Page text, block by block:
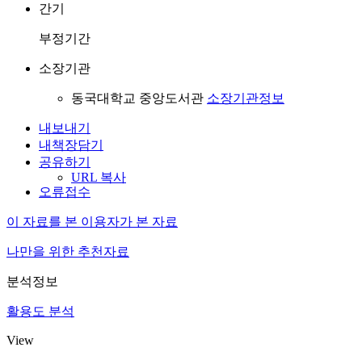
간기
부정기간
소장기관
동국대학교 중앙도서관 소장기관정보
내보내기
내책장담기
공유하기
URL 복사
오류접수
이 자료를 본 이용자가 본 자료
나만을 위한 추천자료
분석정보
활용도 분석
View